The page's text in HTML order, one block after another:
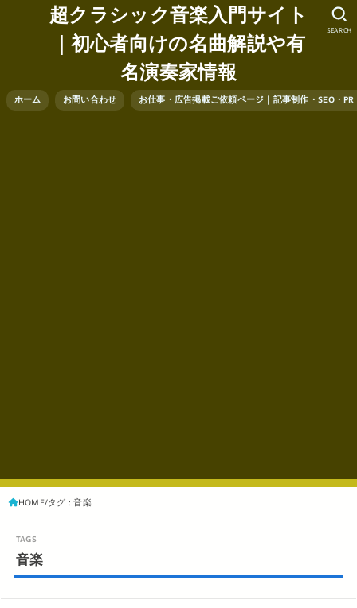
超クラシック音楽入門サイト
｜初心者向けの名曲解説や有
名演奏家情報
ホーム お問い合わせ お仕事・広告掲載ご依頼ページ｜記事制作・SEO・
SEARCH
HOME タグ : 音楽
音楽